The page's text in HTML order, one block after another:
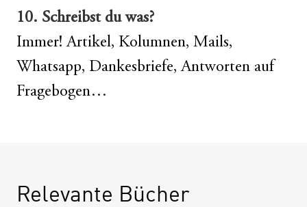
10. Schreibst du was?
Immer! Artikel, Kolumnen, Mails,
Whatsapp, Dankesbriefe, Antworten auf
Fragebogen…
Relevante Bücher